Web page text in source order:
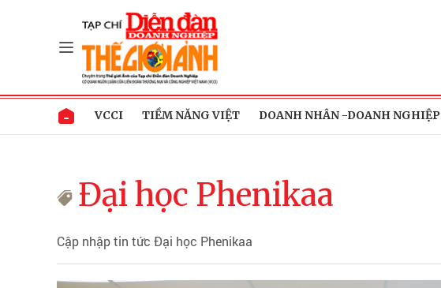
VCCI TIỀM NĂNG VIỆT DOANH NHÂN -DOANH NGHIỆP
Đại học Phenikaa
Cập nhập tin tức Đại học Phenikaa